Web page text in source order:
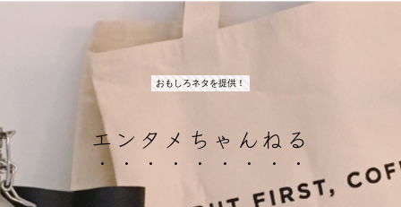
おもしろネタを提供！
エンタメちゃんねる